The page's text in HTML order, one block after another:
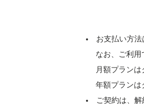
お支払い方法
なお、ご利用
月額プランは
年額プランは
ご契約は、